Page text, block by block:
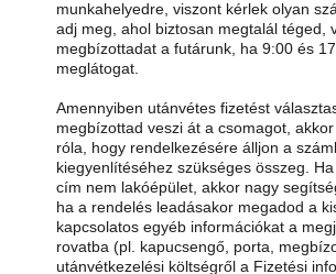
munkahelyedre, viszont kérlek olyan
adj meg, ahol biztosan megtalál téged,
megbízottadat a futárunk, ha 9:00 és
meglátogat.
Amennyiben utánvétes fizetést
megbízottad veszi át a csomagot,
róla, hogy rendelkezésére álljon a
kiegyenlítéséhez szükséges összeg.
cím nem lakóépület, akkor nagy
ha a rendelés leadásakor megadod a
kapcsolatos egyéb információkat a
rovatba (pl. kapucsengő, porta,
utánvétkezelési költségről a Fizetési